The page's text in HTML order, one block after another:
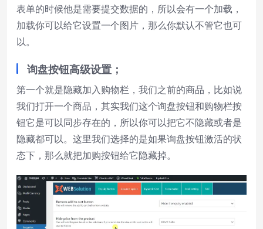
表单的时候他是需要提交数据的，所以会有一个加载，
加载你可以给它设置一个图片，那么你默认不管它也可
以。
询盘按钮高级设置；
第一个就是隐藏加入购物栏，我们之前的商品，比如说
我们打开一个商品，其实我们这个询盘按钮和购物栏按
钮它是可以同步存在的，所以你可以把它不隐藏或者是
隐藏都可以。这里我们选择的是如果询盘按钮激活的状
态下，那么就把加购按钮给它隐藏掉。